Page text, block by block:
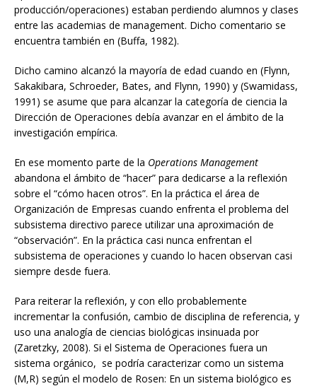
producción/operaciones) estaban perdiendo alumnos y clases
entre las academias de management. Dicho comentario se
encuentra también en (Buffa, 1982).
Dicho camino alcanzó la mayoría de edad cuando en (Flynn,
Sakakibara, Schroeder, Bates, and Flynn, 1990) y (Swamidass,
1991) se asume que para alcanzar la categoría de ciencia la
Dirección de Operaciones debía avanzar en el ámbito de la
investigación empírica.
En ese momento parte de la Operations Management
abandona el ámbito de “hacer” para dedicarse a la reflexión
sobre el “cómo hacen otros”. En la práctica el área de
Organización de Empresas cuando enfrenta el problema del
subsistema directivo parece utilizar una aproximación de
“observación”. En la práctica casi nunca enfrentan el
subsistema de operaciones y cuando lo hacen observan casi
siempre desde fuera.
Para reiterar la reflexión, y con ello probablemente
incrementar la confusión, cambio de disciplina de referencia, y
uso una analogía de ciencias biológicas insinuada por
(Zaretzky, 2008). Si el Sistema de Operaciones fuera un
sistema orgánico, se podría caracterizar como un sistema
(M,R) según el modelo de Rosen: En un sistema biológico es